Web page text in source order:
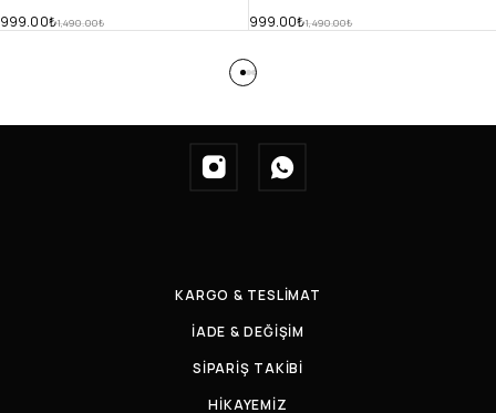
1,490.00₺
999.00₺ 1,490.00₺
999.00₺
KARGO & TESLİMAT
İADE & DEĞİŞİM
SİPARİŞ TAKİBİ
HİKAYEMİZ